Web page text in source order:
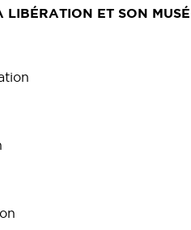
LIBÉRATION ET SON